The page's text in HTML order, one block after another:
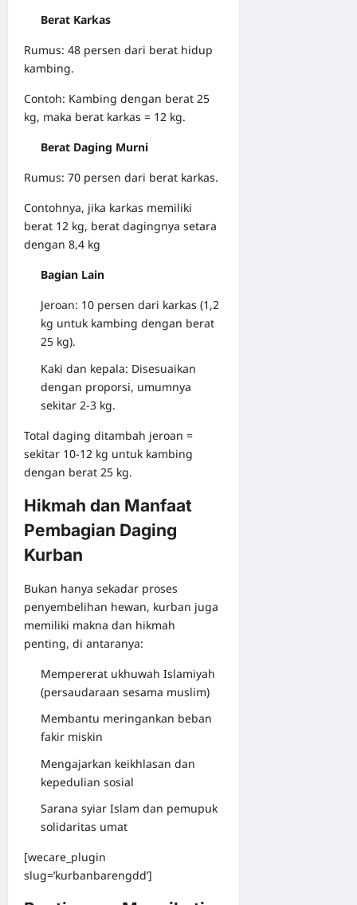
Berat Karkas
Rumus: 48 persen dari berat hidup
kambing.
Contoh: Kambing dengan berat 25
kg, maka berat karkas = 12 kg.
Berat Daging Murni
Rumus: 70 persen dari berat karkas.
Contohnya, jika karkas memiliki
berat 12 kg, berat dagingnya setara
dengan 8,4 kg
Bagian Lain
Jeroan: 10 persen dari karkas (1,2
kg untuk kambing dengan berat
25 kg).
Kaki dan kepala: Disesuaikan
dengan proporsi, umumnya
sekitar 2-3 kg.
Total daging ditambah jeroan =
sekitar 10-12 kg untuk kambing
dengan berat 25 kg.
Hikmah dan Manfaat
Pembagian Daging
Kurban
Bukan hanya sekadar proses
penyembelihan hewan, kurban juga
memiliki makna dan hikmah
penting, di antaranya:
Mempererat ukhuwah Islamiyah
(persaudaraan sesama muslim)
Membantu meringankan beban
fakir miskin
Mengajarkan keikhlasan dan
kepedulian sosial
Sarana syiar Islam dan pemupuk
solidaritas umat
[wecare_plugin
slug=’kurbanbarengdd’]